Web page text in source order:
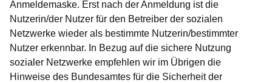
Anmeldemaske. Erst nach der Anmeldung ist die
Nutzerin/der Nutzer für den Betreiber der sozialen
Netzwerke wieder als bestimmte Nutzerin/bestimmter
Nutzer erkennbar. In Bezug auf die sichere Nutzung
sozialer Netzwerke empfehlen wir im Übrigen die
Hinweise des Bundesamtes für die Sicherheit der